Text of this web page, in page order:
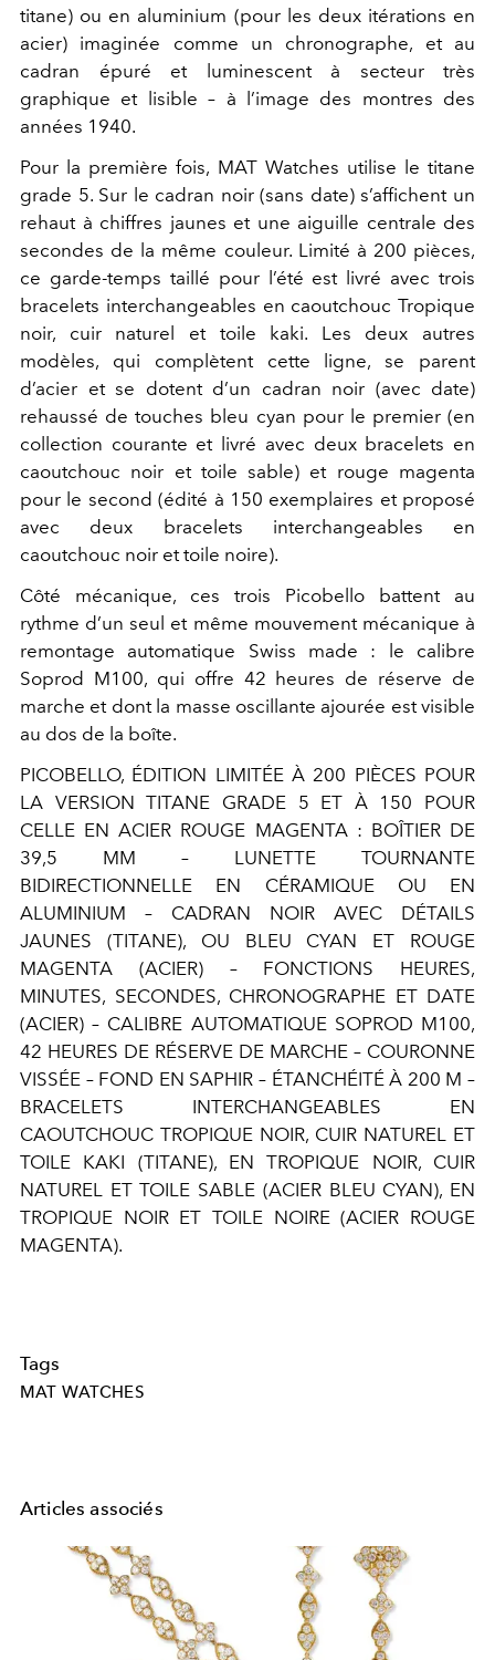
titane) ou en aluminium (pour les deux itérations en
acier) imaginée comme un chronographe, et au
cadran épuré et luminescent à secteur très
graphique et lisible – à l’image des montres des
années 1940.
Pour la première fois, MAT Watches utilise le titane
grade 5. Sur le cadran noir (sans date) s’affichent un
rehaut à chiffres jaunes et une aiguille centrale des
secondes de la même couleur. Limité à 200 pièces,
ce garde-temps taillé pour l’été est livré avec trois
bracelets interchangeables en caoutchouc Tropique
noir, cuir naturel et toile kaki. Les deux autres
modèles, qui complètent cette ligne, se parent
d’acier et se dotent d’un cadran noir (avec date)
rehaussé de touches bleu cyan pour le premier (en
collection courante et livré avec deux bracelets en
caoutchouc noir et toile sable) et rouge magenta
pour le second (édité à 150 exemplaires et proposé
avec deux bracelets interchangeables en
caoutchouc noir et toile noire).
Côté mécanique, ces trois Picobello battent au
rythme d’un seul et même mouvement mécanique à
remontage automatique Swiss made : le calibre
Soprod M100, qui offre 42 heures de réserve de
marche et dont la masse oscillante ajourée est visible
au dos de la boîte.
PICOBELLO, ÉDITION LIMITÉE À 200 PIÈCES POUR
LA VERSION TITANE GRADE 5 ET À 150 POUR
CELLE EN ACIER ROUGE MAGENTA : BOÎTIER DE
39,5 MM – LUNETTE TOURNANTE
BIDIRECTIONNELLE EN CÉRAMIQUE OU EN
ALUMINIUM – CADRAN NOIR AVEC DÉTAILS
JAUNES (TITANE), OU BLEU CYAN ET ROUGE
MAGENTA (ACIER) – FONCTIONS HEURES,
MINUTES, SECONDES, CHRONOGRAPHE ET DATE
(ACIER) – CALIBRE AUTOMATIQUE SOPROD M100,
42 HEURES DE RÉSERVE DE MARCHE – COURONNE
VISSÉE – FOND EN SAPHIR – ÉTANCHÉITÉ À 200 M –
BRACELETS INTERCHANGEABLES EN
CAOUTCHOUC TROPIQUE NOIR, CUIR NATUREL ET
TOILE KAKI (TITANE), EN TROPIQUE NOIR, CUIR
NATUREL ET TOILE SABLE (ACIER BLEU CYAN), EN
TROPIQUE NOIR ET TOILE NOIRE (ACIER ROUGE
MAGENTA).
Tags
MAT WATCHES
Articles associés